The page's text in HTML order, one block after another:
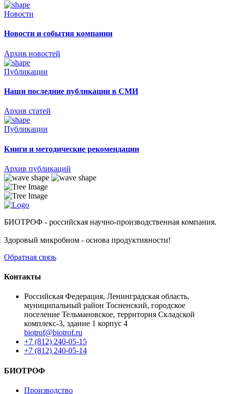
Новости
Новости и события компании
Архив новостей
Публикации
Наши последние публикации в СМИ
Архив статей
Публикации
Книги и методические рекомендации
Архив публикаций
БИОТРОФ - российская научно-производственная компания.
Здоровый микробиом - основа продуктивности!
Обратная связь
Контакты
Российская Федерация, Ленинградская область,
муниципальный район Тосненский, городское
поселение Тельмановское, территория Складской
комплекс-3, здание 1 корпус 4
biotrof@biotrof.ru
+7 (812) 240-05-15
+7 (812) 240-05-14
БИОТРОФ
Производство